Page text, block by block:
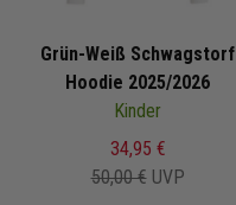
Grün-Weiß Schwagstorf
Hoodie 2025/2026
Kinder
34,95 €
50,00 € UVP